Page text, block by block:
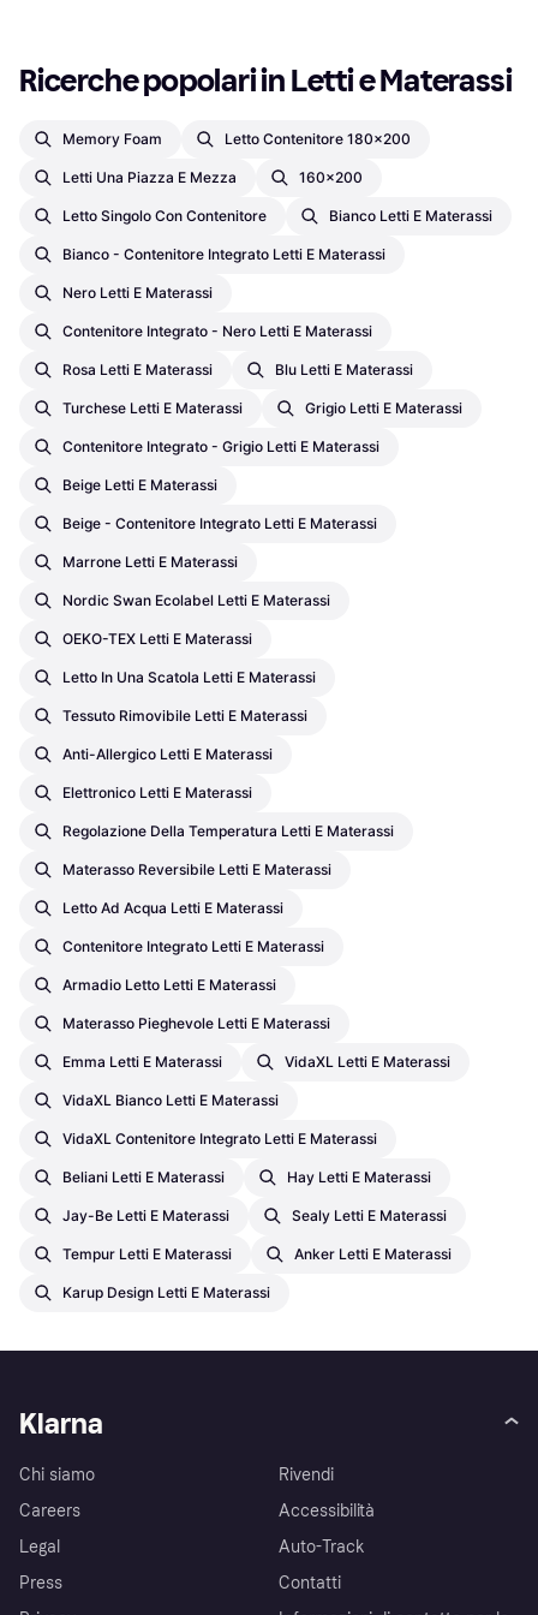
Ricerche popolari in Letti e Materassi
Memory Foam Letto Contenitore 180x200
Letti Una Piazza E Mezza 160x200
Letto Singolo Con Contenitore Bianco Letti E Materassi
Bianco - Contenitore Integrato Letti E Materassi
Nero Letti E Materassi
Contenitore Integrato - Nero Letti E Materassi
Rosa Letti E Materassi Blu Letti E Materassi
Turchese Letti E Materassi Grigio Letti E Materassi
Contenitore Integrato - Grigio Letti E Materassi
Beige Letti E Materassi
Beige - Contenitore Integrato Letti E Materassi
Marrone Letti E Materassi
Nordic Swan Ecolabel Letti E Materassi
OEKO-TEX Letti E Materassi
Letto In Una Scatola Letti E Materassi
Tessuto Rimovibile Letti E Materassi
Anti-Allergico Letti E Materassi
Elettronico Letti E Materassi
Regolazione Della Temperatura Letti E Materassi
Materasso Reversibile Letti E Materassi
Letto Ad Acqua Letti E Materassi
Contenitore Integrato Letti E Materassi
Armadio Letto Letti E Materassi
Materasso Pieghevole Letti E Materassi
Emma Letti E Materassi VidaXL Letti E Materassi
VidaXL Bianco Letti E Materassi
VidaXL Contenitore Integrato Letti E Materassi
Beliani Letti E Materassi Hay Letti E Materassi
Jay-Be Letti E Materassi Sealy Letti E Materassi
Tempur Letti E Materassi Anker Letti E Materassi
Karup Design Letti E Materassi
Klarna
Chi siamo
Careers
Legal
Press
Rivendi
Accessibilità
Auto-Track
Contatti